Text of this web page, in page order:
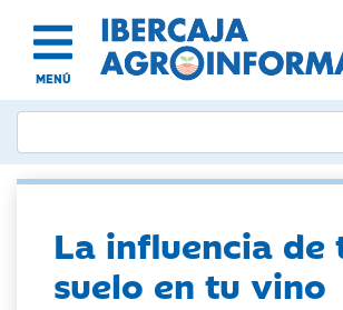
MENÚ
La influencia de
suelo en tu vino